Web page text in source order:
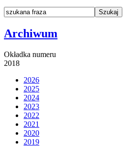
Archiwum
Okładka numeru
2018
2026
2025
2024
2023
2022
2021
2020
2019